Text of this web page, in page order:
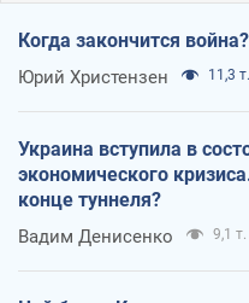
Когда закончится война?
Юрий Христензен 11,3 т.
Украина вступила в
экономического
конце туннеля?
Вадим Денисенко 9,1 т.